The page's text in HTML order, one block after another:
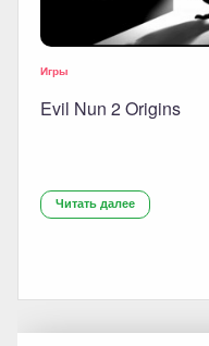
Игры
Evil Nun 2 Origins
Читать далее